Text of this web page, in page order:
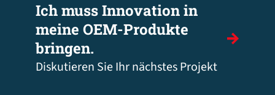
Ich muss Innovation in
meine OEM-Produkte
bringen.
Diskutieren Sie Ihr nächstes Projekt